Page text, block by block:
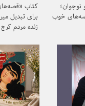
خوب
کتاب
برای تبدیل
زنده مردم کرج